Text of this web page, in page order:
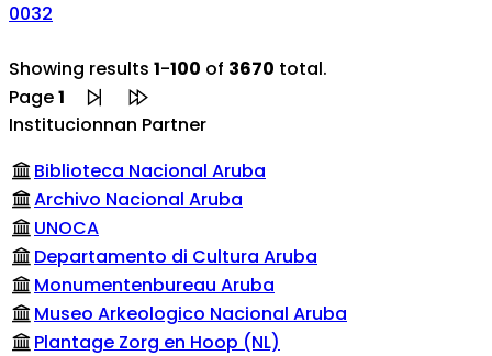
0032
Showing results 1-100 of 3670 total.
Page1
Institucionnan Partner
Biblioteca Nacional Aruba
Archivo Nacional Aruba
UNOCA
Departamento di Cultura Aruba
Monumentenbureau Aruba
Museo Arkeologico Nacional Aruba
Plantage Zorg en Hoop (NL)